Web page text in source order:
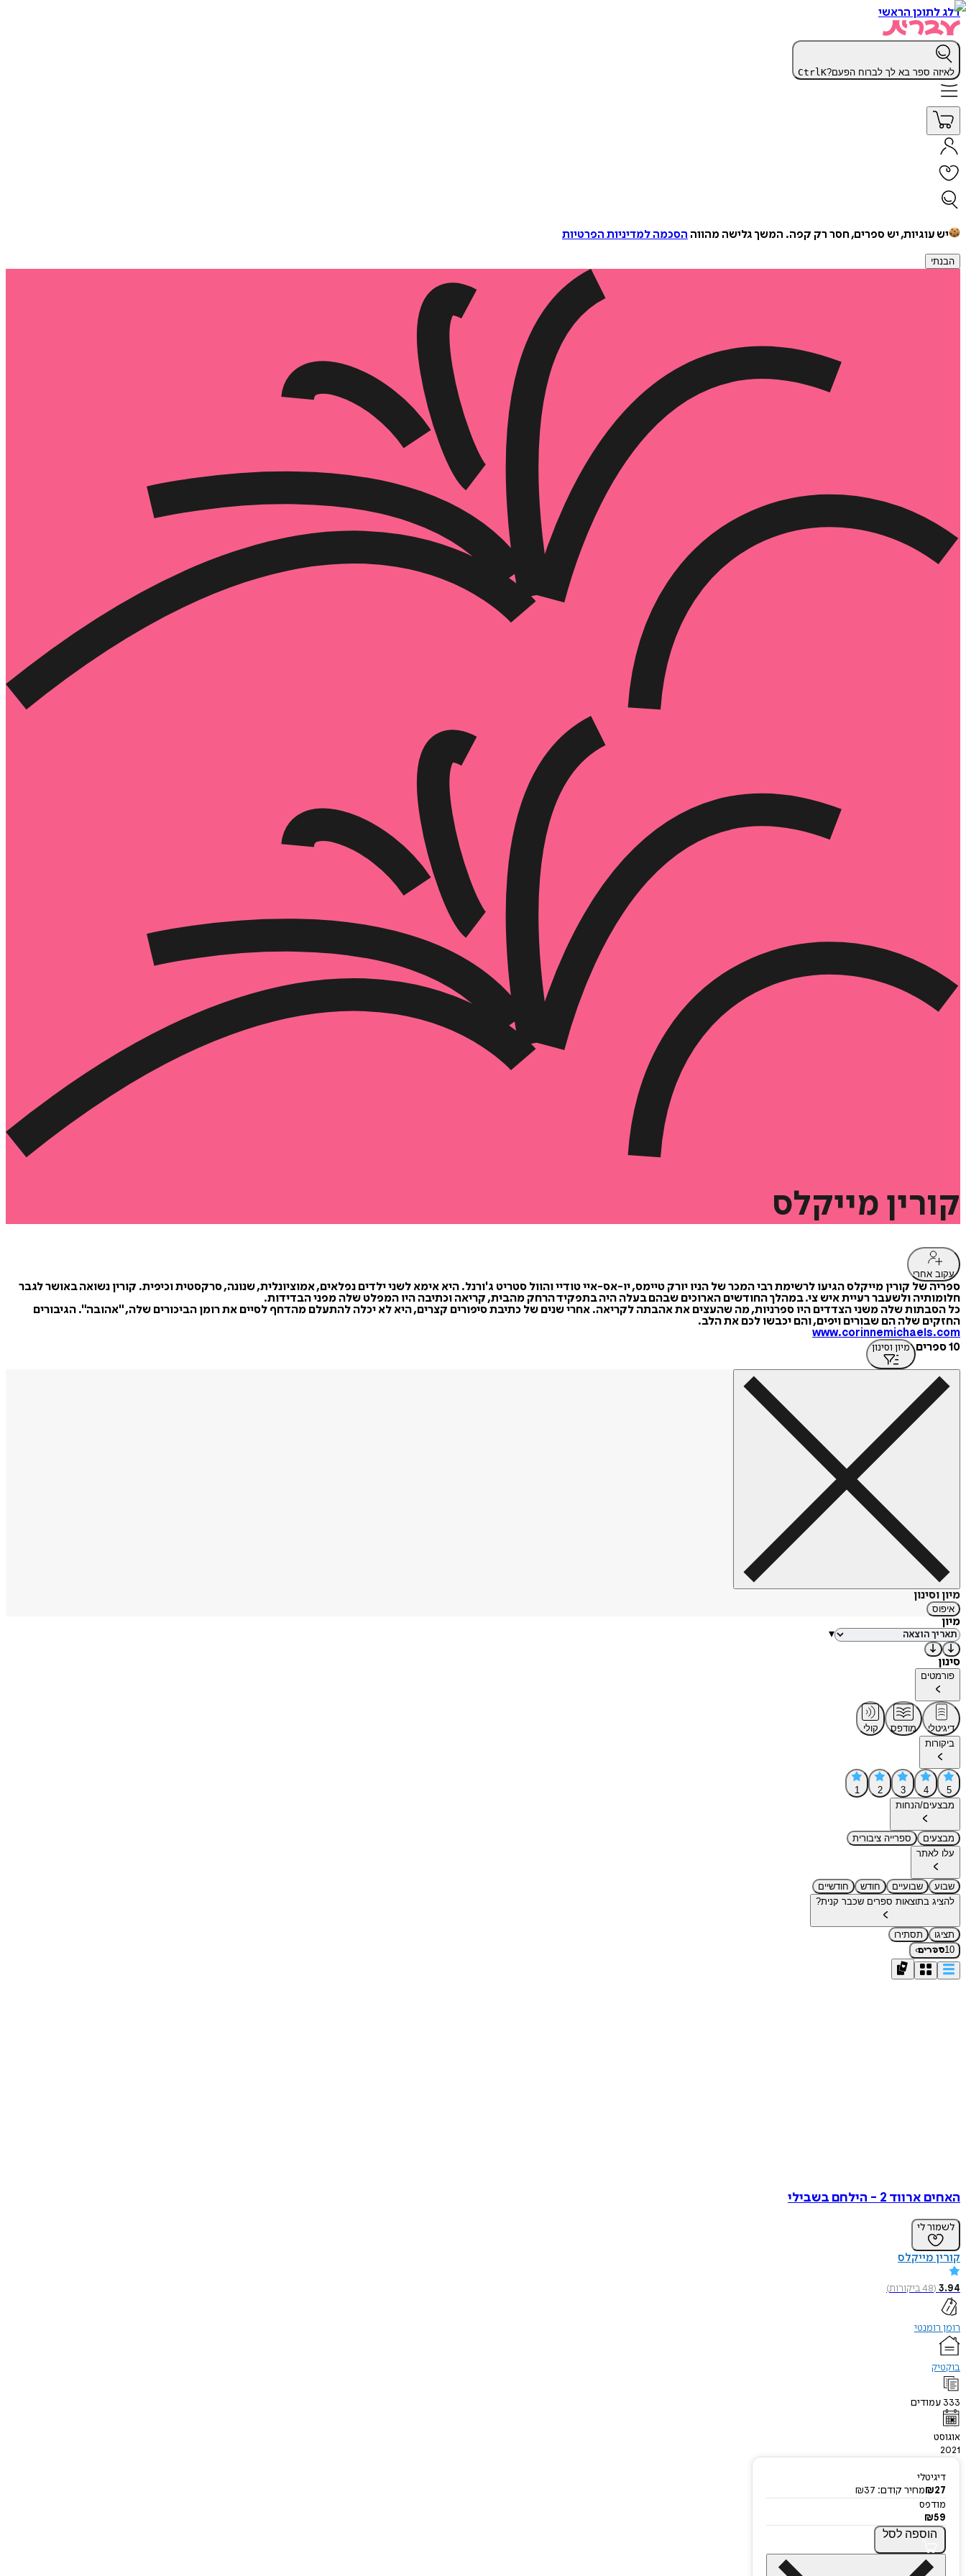
דלג לתוכן הראשי
לאיזה ספר בא לך לברוח הפעם? CtrlK
יש עוגיות, יש ספרים, חסר רק קפה. המשך גלישה מהווה הסכמה למדיניות הפרטיות
הבנתי
קורין מייקלס
עקוב אחרי
ספריה של קורין מייקלס הגיעו לרשימת רבי המכר של הניו יורק טיימס, יו-אס-איי טודיי והוול סטריט ג'ורנל. היא אימא לשני ילדים נפלאים, אמוציונלית, שנונה, סרקסטית וכיפית. קורין נשואה באושר לגבר
חלומותיה ולשעבר רעיית איש צי. במהלך החודשים הארוכים שבהם בעלה היה בתפקיד הרחק מהבית, קריאה וכתיבה היו המפלט שלה מפני הבדידות.
כל הסבתות שלה משני הצדדים היו ספרניות, מה שהעצים את אהבתה לקריאה. אחרי שנים של כתיבת סיפורים קצרים, היא לא יכלה להתעלם מהדחף לסיים את רומן הביכורים שלה, "אהובה". הגיבורים
החזקים שלה הם שבורים ויפים, והם יכבשו לכם את הלב.
www.corinnemichaels.com
10 ספרים
מיון וסינון
מיון וסינון
איפוס
מיון
▾
סינון
פורמטים
דיגיטלי מודפס
קולי
ביקורות
5
4
3
2
1
מבצעים/הנחות
מבצעים
ספרייה ציבורית
עלו לאתר
שבוע שבועיים חודש
חודשיים
להציג בתוצאות ספרים שכבר קנית?
תציגו
תסתירו
10ספרים›
האחים ארווד 2 - הילחם בשבילי
לשמור לי
קורין מייקלס
3.94
(
48ביקורות)
רומן רומנטי
בוקטיק
333 עמודים
אוגוסט
2021
דיגיטלי
₪27 מחיר קודם: ₪37
מודפס
₪59
הוספה לסל